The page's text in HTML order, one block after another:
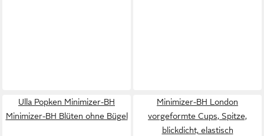
Ulla Popken Minimizer-BH
Minimizer-BH Blüten ohne Bügel
Minimizer-BH London
vorgeformte Cups, Spitze,
blickdicht, elastisch